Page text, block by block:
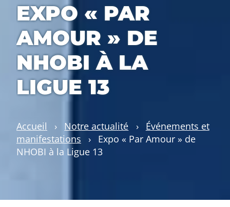
EXPO « PAR
AMOUR » DE
NHOBI À LA
LIGUE 13
Accueil › Notre actualité › Événements et
manifestations
› Expo « Par Amour » de
NHOBI à la Ligue 13